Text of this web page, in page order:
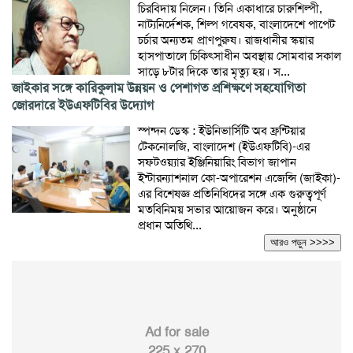
চিরবিদায় নিলেন। তিনি একাধারে চারুশিল্পী,
নাট্যনির্দেশক, শিল্প গবেষক, বাংলাদেশে পাপেট
চর্চার অন্যতম প্রাণপুরুষ। রাজধানীর স্কয়ার
হাসপাতালে চিকিৎসাধীন অবস্থায় সোমবার সকাল
সাড়ে ৮টার দিকে তার মৃত্যু হয়। স...
জাইকার সঙ্গে কারিকুলাম উন্নয়ন ও পেশাগত প্রশিক্ষণে সহযোগিতা
জোরদারে ইউএফটিবির উদ্যোগ
স্পন্দন ডেস্ক : ইউনিভার্সিটি অব ফ্রন্টিয়ার
টেকনোলজি, বাংলাদেশ (ইউএফটিবি)-এর
সফটওয়্যার ইঞ্জিনিয়ারিং বিভাগ জাপান
ইন্টারন্যাশনাল কো-অপারেশন এজেন্সি (জাইকা)-
এর বিশেষজ্ঞ প্রতিনিধিদের সঙ্গে এক গুরুত্বপূর্ণ
মতবিনিময় সভার আয়োজন করে। অনুষ্ঠানে
প্রধান অতিথি...
আরও পড়ুন >>>>
Ad for sale